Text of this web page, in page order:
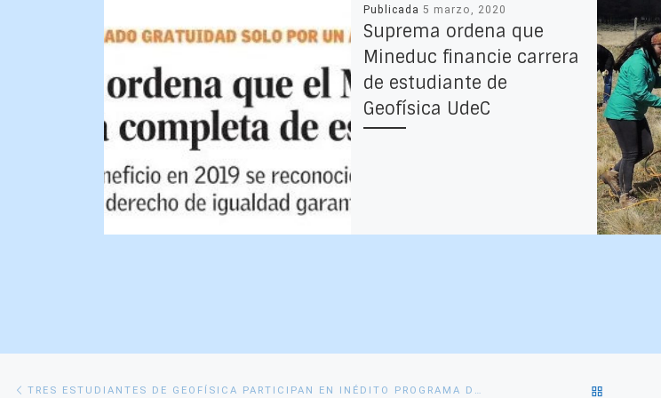
Publicada 5 marzo, 2020
Suprema ordena que
Mineduc financie carrera
de estudiante de
Geofísica UdeC
Navegación
Entrada
TRES ESTUDIANTES DE GEOFÍSICA PARTICIPAN EN INÉDITO PROGRAMA DE PRÁCTICAS PROFESIONALES EN COMUNAS PEQUEÑAS